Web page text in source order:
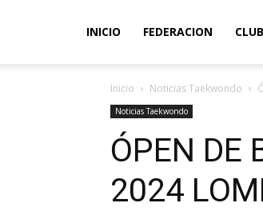
INICIO FEDERACION
Inicio Noticias Taekwondo
Noticias Taekwondo
ÓPEN DE
2024